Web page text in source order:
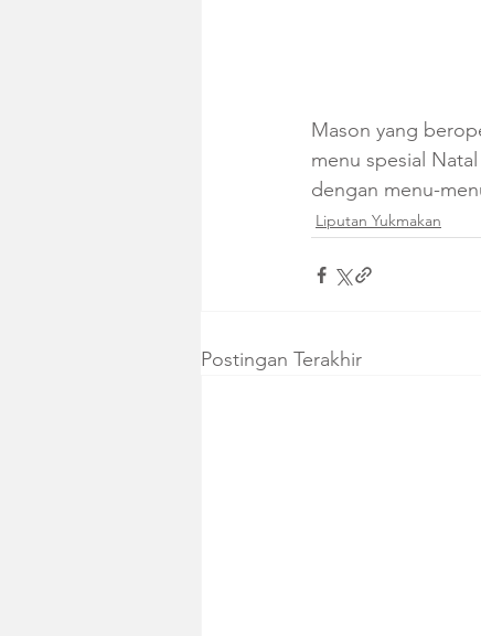
Mason yang
menu spesial
dengan menu-
Liputan Yukmakan
Postingan Terakhir